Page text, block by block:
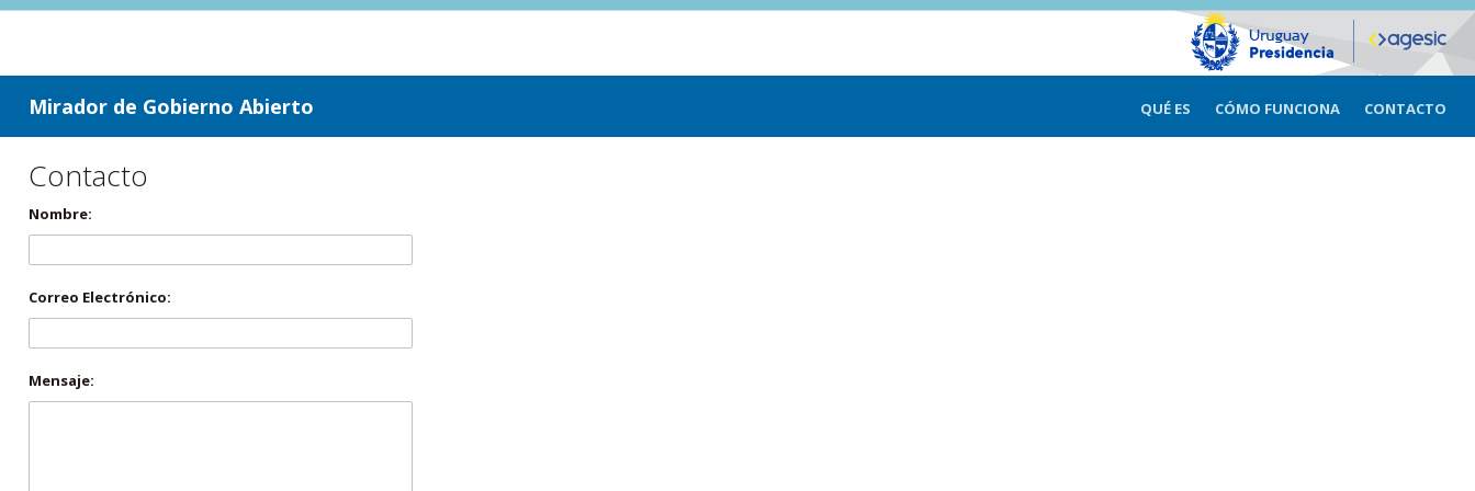
ir a contenido
ir al menú
Mirador de Gobierno Abierto QUÉ ES CÓMO FUNCIONA CONTACTO
Contacto
Nombre:
Correo Electrónico:
Mensaje: